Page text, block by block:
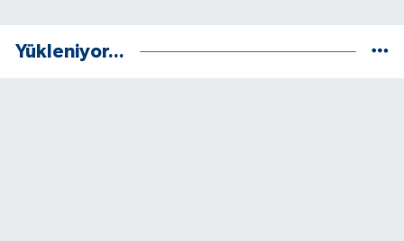
Yükleniyor...